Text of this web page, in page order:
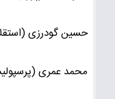
حسین گودرزی
محمد عمری